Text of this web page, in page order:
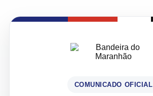
COMUNICADO OFICIAL